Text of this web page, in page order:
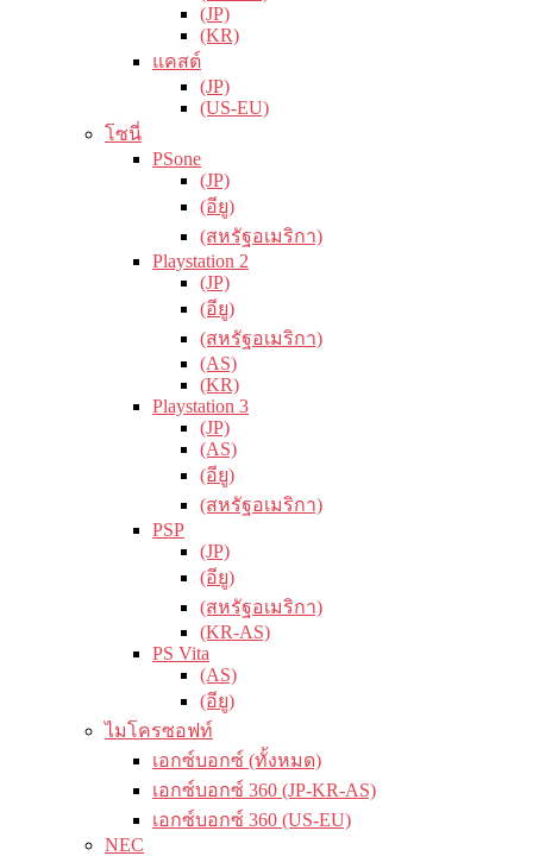
(JP)
(KR)
แคสต์
(JP)
(US-EU)
โซนี่
PSone
(JP)
(อียู)
(สหรัฐอเมริกา)
Playstation 2
(JP)
(อียู)
(สหรัฐอเมริกา)
(AS)
(KR)
Playstation 3
(JP)
(AS)
(อียู)
(สหรัฐอเมริกา)
PSP
(JP)
(อียู)
(สหรัฐอเมริกา)
(KR-AS)
PS Vita
(AS)
(อียู)
ไมโครซอฟท์
เอกซ์บอกซ์ (ทั้งหมด)
เอกซ์บอกซ์ 360 (JP-KR-AS)
เอกซ์บอกซ์ 360 (US-EU)
NEC